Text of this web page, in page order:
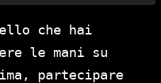
che hai
le mani su
partecipare